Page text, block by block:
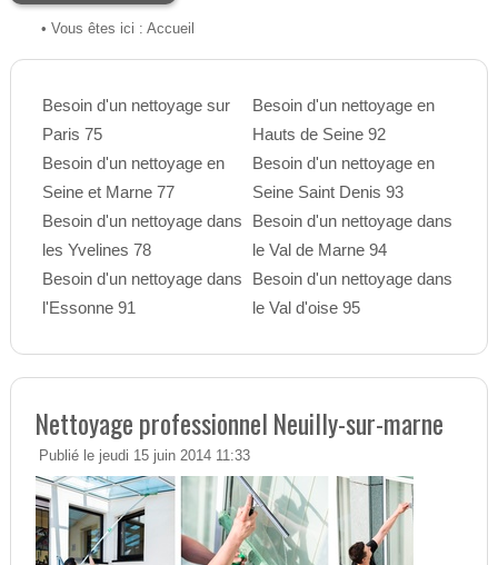
• Vous êtes ici : Accueil
Besoin d'un nettoyage sur
Paris 75
Besoin d'un nettoyage en
Seine et Marne 77
Besoin d'un nettoyage dans
les Yvelines 78
Besoin d'un nettoyage dans
l'Essonne 91
Besoin d'un nettoyage en
Hauts de Seine 92
Besoin d'un nettoyage en
Seine Saint Denis 93
Besoin d'un nettoyage dans
le Val de Marne 94
Besoin d'un nettoyage dans
le Val d'oise 95
Nettoyage professionnel Neuilly-sur-marne
Publié le jeudi 15 juin 2014 11:33